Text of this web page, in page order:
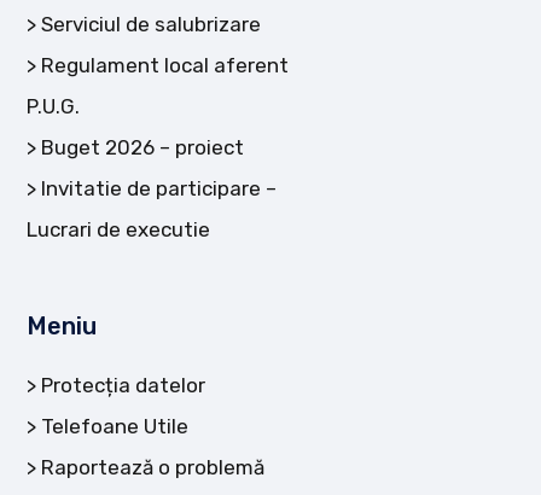
Serviciul de salubrizare
Regulament local aferent
P.U.G.
Buget 2026 – proiect
Invitatie de participare –
Lucrari de executie
Meniu
Protecția datelor
Telefoane Utile
Raportează o problemă